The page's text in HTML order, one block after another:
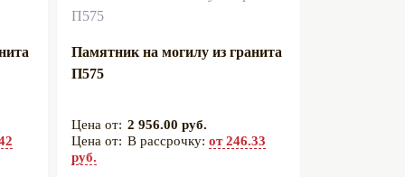
Памятник на могилу из гранита
П575
2 956.00 руб.
В рассрочку: от 246.33
руб.